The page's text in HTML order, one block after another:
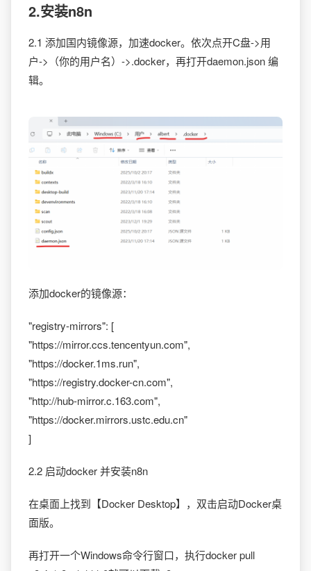
2.安装n8n
2.1 添加国内镜像源，加速docker。依次点开C盘->用
户->（你的用户名）->.docker，再打开daemon.json 编
辑。
添加docker的镜像源：
"registry-mirrors": [
"https://mirror.ccs.tencentyun.com",
"https://docker.1ms.run",
"https://registry.docker-cn.com",
"http://hub-mirror.c.163.com",
"https://docker.mirrors.ustc.edu.cn"
]
2.2 启动docker 并安装n8n
在桌面上找到【Docker Desktop】，双击启动Docker桌
面版。
再打开一个Windows命令行窗口，执行docker pull